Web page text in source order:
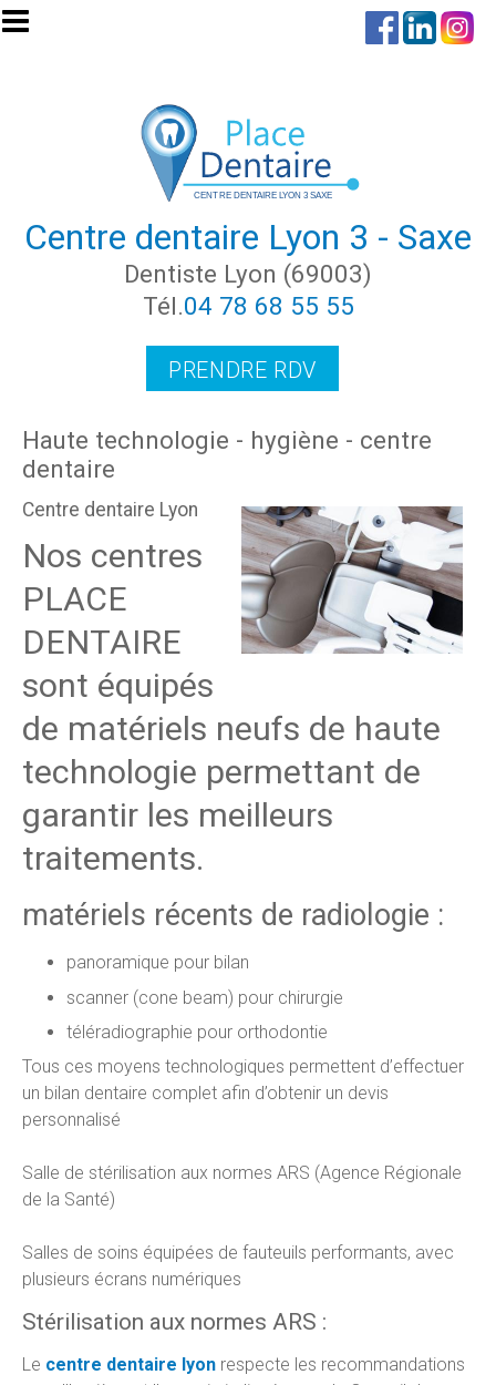
Aller au contenu principal
Centre dentaire Lyon 3 - Saxe
Dentiste Lyon (69003)
Tél.04 78 68 55 55
PRENDRE RDV
Haute technologie - hygiène - centre
dentaire
Centre dentaire Lyon
Nos centres
PLACE
DENTAIRE
sont équipés
de matériels neufs de haute
technologie permettant de
garantir les meilleurs
traitements.
matériels récents de radiologie :
panoramique pour bilan
scanner (cone beam) pour chirurgie
téléradiographie pour orthodontie
Tous ces moyens technologiques permettent d’effectuer
un bilan dentaire complet afin d’obtenir un devis
personnalisé
Salle de stérilisation aux normes ARS (Agence Régionale
de la Santé)
Salles de soins équipées de fauteuils performants, avec
plusieurs écrans numériques
Stérilisation aux normes ARS :
Le centre dentaire lyon respecte les recommandations